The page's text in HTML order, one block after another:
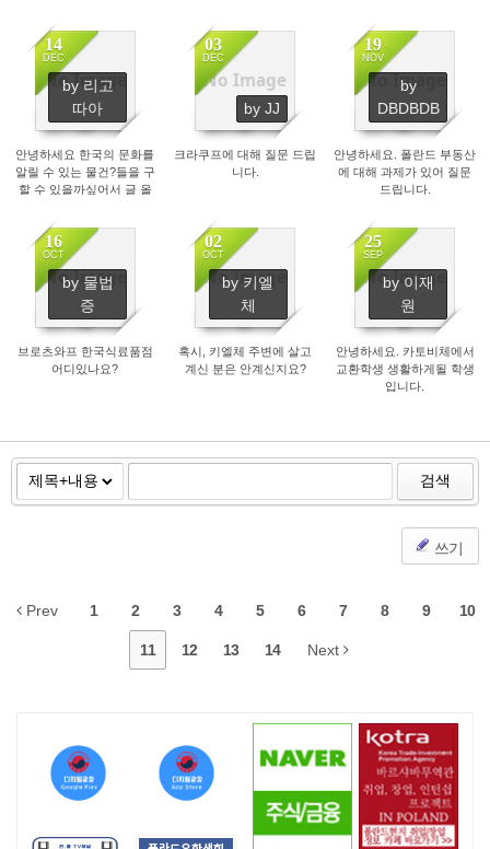
No Image
14
DEC
by 리고
따아
2509
안녕하세요 한국의 문화를
알릴 수 있는 물건?들을 구
할 수 있을까싶어서 글 올
No Image
03
DEC
by JJ
2605
크라쿠프에 대해 질문 드립
니다.
No Image
19
NOV
by
DBDBDB
2783
안녕하세요. 폴란드 부동산
에 대해 과제가 있어 질문
드립니다.
No Image
16
OCT
by 물법
증
4334
브로츠와프 한국식료품점
어디있나요?
No Image
02
OCT
by 키엘
체
3079
혹시, 키엘체 주변에 살고
계신 분은 안계신지요?
No Image
25
SEP
by 이재
원
4071
안녕하세요. 카토비체에서
교환학생 생활하게될 학생
입니다.
검색
쓰기
Prev 1 2 3 4 5 6 7 8 9 10
11 12 13 14 Next